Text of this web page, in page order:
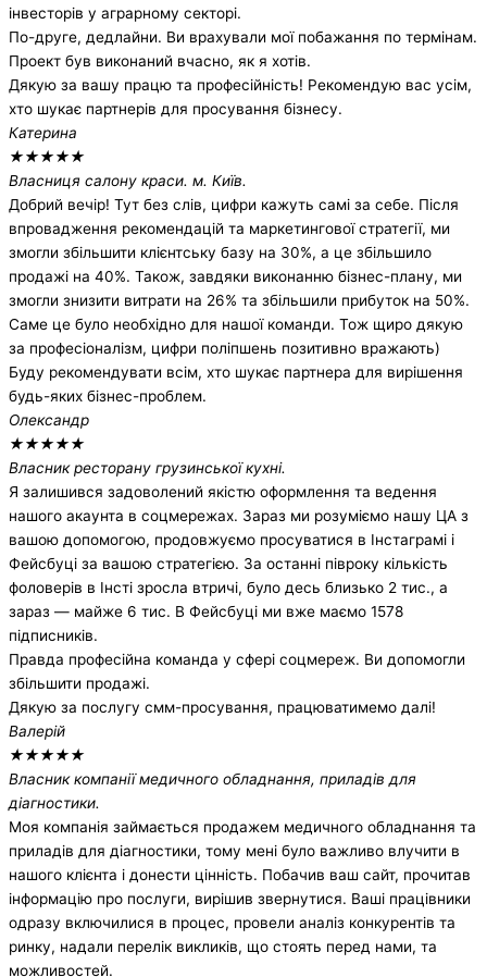
інвесторів у аграрному секторі.
По-друге, дедлайни. Ви врахували мої побажання по термінам.
Проект був виконаний вчасно, як я хотів.
Дякую за вашу працю та професійність! Рекомендую вас усім,
хто шукає партнерів для просування бізнесу.
Катерина
★★★★★
Власниця салону краси. м. Київ.
Добрий вечір! Тут без слів, цифри кажуть самі за себе. Після
впровадження рекомендацій та маркетингової стратегії, ми
змогли збільшити клієнтську базу на 30%, а це збільшило
продажі на 40%. Також, завдяки виконанню бізнес-плану, ми
змогли знизити витрати на 26% та збільшили прибуток на 50%.
Саме це було необхідно для нашої команди. Тож щиро дякую
за професіоналізм, цифри поліпшень позитивно вражають)
Буду рекомендувати всім, хто шукає партнера для вирішення
будь-яких бізнес-проблем.
Олександр
★★★★★
Власник ресторану грузинської кухні.
Я залишився задоволений якістю оформлення та ведення
нашого акаунта в соцмережах. Зараз ми розуміємо нашу ЦА з
вашою допомогою, продовжуємо просуватися в Інстаграмі і
Фейсбуці за вашою стратегією. За останні півроку кількість
фоловерів в Інсті зросла втричі, було десь близько 2 тис., а
зараз — майже 6 тис. В Фейсбуці ми вже маємо 1578
підписників.
Правда професійна команда у сфері соцмереж. Ви допомогли
збільшити продажі.
Дякую за послугу смм-просування, працюватимемо далі!
Валерій
★★★★★
Власник компанії медичного обладнання, приладів для
діагностики.
Моя компанія займається продажем медичного обладнання та
приладів для діагностики, тому мені було важливо влучити в
нашого клієнта і донести цінність. Побачив ваш сайт, прочитав
інформацію про послуги, вирішив звернутися. Ваші працівники
одразу включилися в процес, провели аналіз конкурентів та
ринку, надали перелік викликів, що стоять перед нами, та
можливостей.